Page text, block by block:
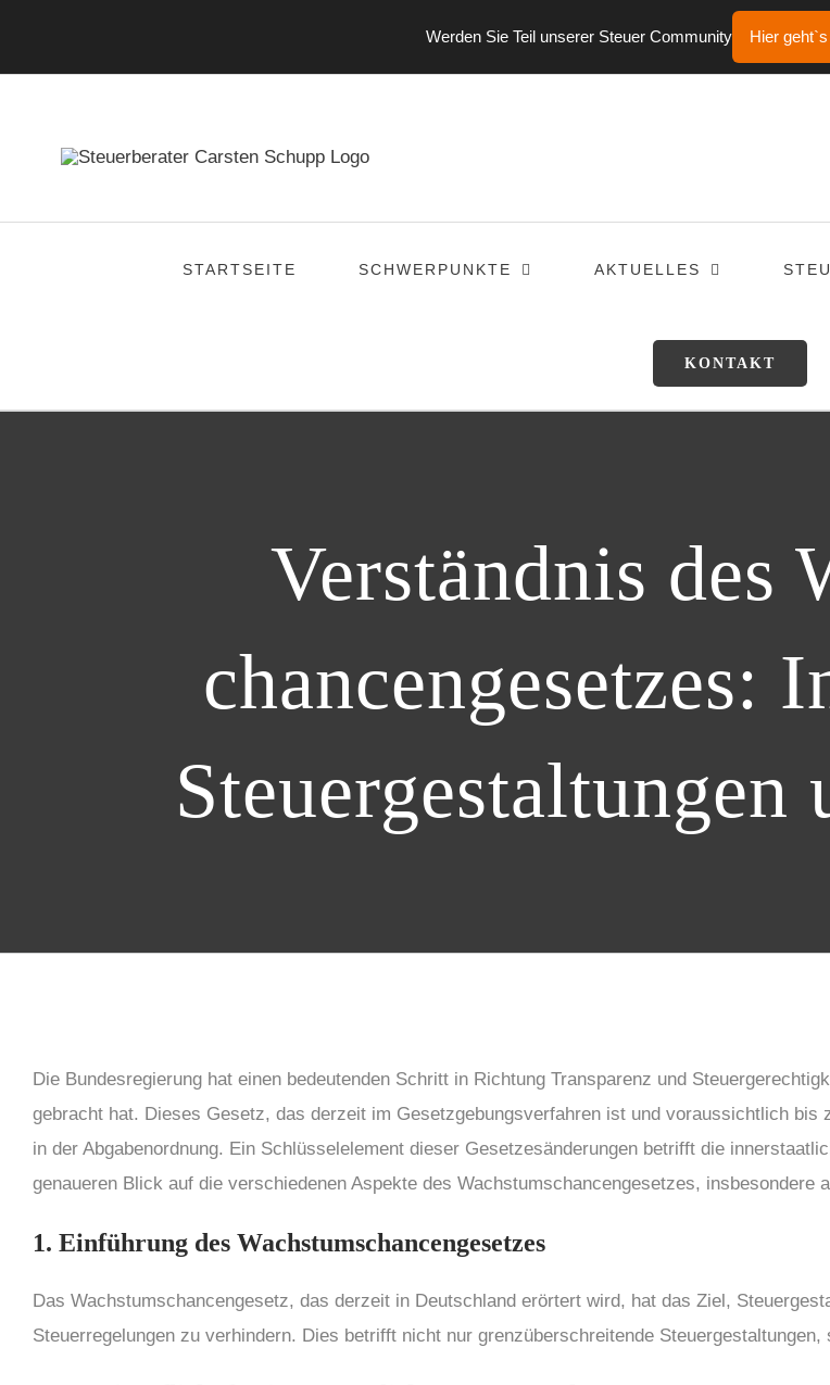
springen
STARTSEITE SCHWERPUNKTE AKTUELLES
KONTAKT
Verständnis des
chancengesetzes:
Steuergestaltungen
Die Bundesregierung hat einen bedeutenden Schritt in Richtung Transparenz und
gebracht hat. Dieses Gesetz, das derzeit im Gesetzgebungsverfahren ist und voraussichtlich
in der Abgabenordnung. Ein Schlüsselelement dieser Gesetzesänderungen betrifft die
genaueren Blick auf die verschiedenen Aspekte des Wachstumschancengesetzes, insbesondere
1. Einführung des Wachstumschancengesetzes
Das Wachstumschancengesetz, das derzeit in Deutschland erörtert wird, hat das Ziel,
Steuerregelungen zu verhindern. Dies betrifft nicht nur grenzüberschreitende Steuergestaltungen,
Werden Sie Teil unserer Steuer Community Hier